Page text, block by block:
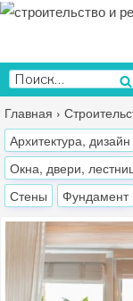
Перейти
содержимому
Искать:
Главная ›
Архитектура, дизайн
Окна, двери,
Стены
Фундамент